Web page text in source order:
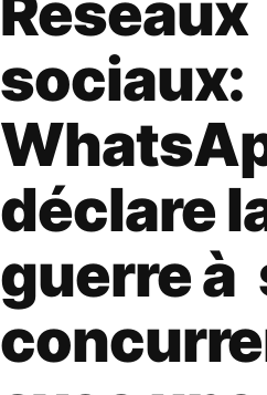
sociaux:
déclare
guerre à